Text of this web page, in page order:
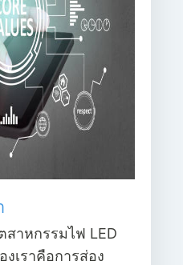
สาหกรรมไฟ LED
เราคือการส่อง